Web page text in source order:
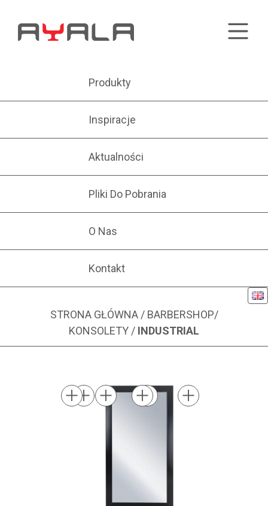
Produkty
Inspiracje
Aktualności
Pliki Do Pobrania
O Nas
Kontakt
STRONA GŁÓWNA / BARBERSHOP/
KONSOLETY / INDUSTRIAL